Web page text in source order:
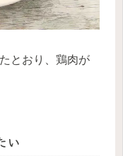
とおり、鶏肉が
い